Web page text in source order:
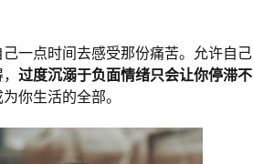
一点时间去感受那份痛苦。允许自己
过度沉溺于负面情绪只会让你停滞不
你生活的全部。